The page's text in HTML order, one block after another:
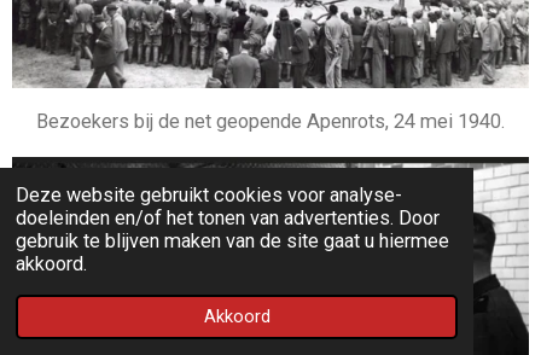
Deze website gebruikt cookies voor analyse-
doeleinden en/of het tonen van advertenties. Door
gebruik te blijven maken van de site gaat u hiermee
akkoord.
Akkoord
Bezoekers bij de net geopende Apenrots, 24 mei 1940.